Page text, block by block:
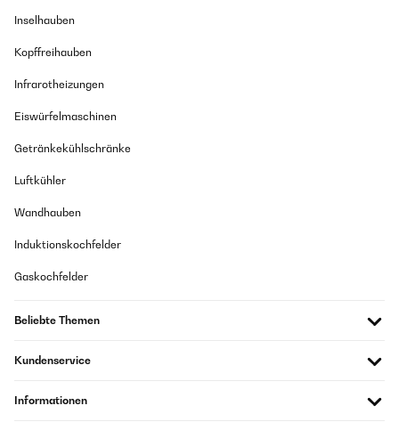
Super Bänder. Sind meine ersten aber machen genau das wofür die da
sind. Youtube gibs sehr gute Bilder und Anleitungen dafür. Bin sehr
zufrieden
Top Bänder, top Kundenservice Ich habe lange überlegt ob ich wirklich
das Geld in die Hand nehme und die teureren Bänder kaufe, da ist doch
gekommen, dass Gesundheit vorgeht und wenn man das Risiko (z.B.
war überrascht von der schnellen Lieferung, die Bestellung erfolgte
man manchmal liest, ist bei diesen Bändern nicht wahrzunehmen und
über einen Arm sondern wie ein Rucksack über beide hängen kann.
Inselhauben
Kopffreihauben
Infrarotheizungen
Eiswürfelmaschinen
Getränkekühlschränke
Luftkühler
Wandhauben
Induktionskochfelder
Gaskochfelder
Beliebte Themen
Kundenservice
Informationen